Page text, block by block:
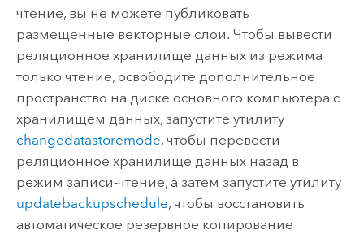
чтение, вы не можете публиковать
размещенные векторные слои. Чтобы вывести
реляционное хранилище данных из режима
только чтение, освободите дополнительное
пространство на диске основного компьютера с
хранилищем данных, запустите утилиту
changedatastoremode, чтобы перевести
реляционное хранилище данных назад в
режим записи-чтение, а затем запустите утилиту
updatebackupschedule, чтобы восстановить
автоматическое резервное копирование